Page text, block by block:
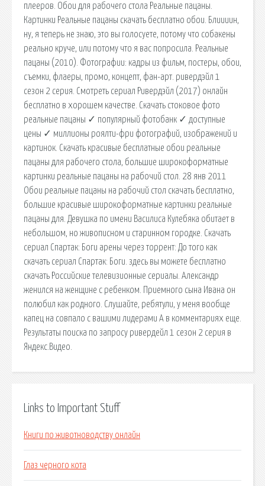
плееров. Обои для рабочего стола Реальные пацаны.
Картинки Реальные пацаны скачать бесплатно обои. Блиииин,
ну, я теперь не знаю, это вы голосуете, потому что собакены
реально круче, или потому что я вас попросила. Реальные
пацаны (2010). Фотографии: кадры из фильм, постеры, обои,
съемки, флаеры, промо, концепт, фан-арт. ривердэйл 1
сезон 2 серия. Смотреть сериал Ривердэйл (2017) онлайн
бесплатно в хорошем качестве. Скачать стоковое фото
реальные пацаны ✓ популярный фотобанк ✓ доступные
цены ✓ миллионы роялти-фри фотографий, изображений и
картинок. Скачать красивые бесплатные обои реальные
пацаны для рабочего стола, большие широкоформатные
картинки реальные пацаны на рабочий стол. 28 янв 2011
Обои реальные пацаны на рабочий стол скачать бесплатно,
большие красивые широкоформатные картинки реальные
пацаны для. Девушка по имени Василиса Кулебяка обитает в
небольшом, но живописном и старинном городке. Скачать
сериал Спартак: Боги арены через торрент: До того как
скачать сериал Спартак: Боги. здесь вы можете бесплатно
скачать Российские телевизионные сериалы. Александр
женился на женщине с ребенком. Приемного сына Ивана он
полюбил как родного. Слушайте, ребятули, у меня вообще
капец на совпало с вашими лидерами А в комментариях еще.
Результаты поиска по запросу ривердейл 1 сезон 2 серия в
Яндекс.Видео.
Links to Important Stuff
Книги по животноводству онлайн
Глаз черного кота